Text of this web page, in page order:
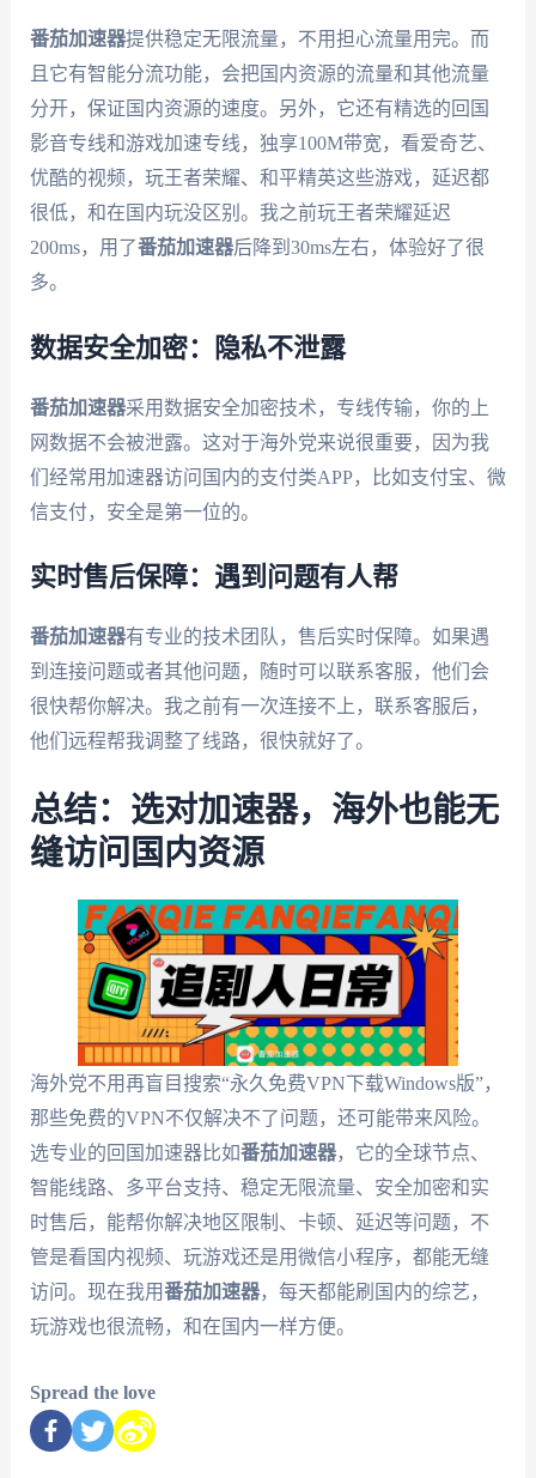
番茄加速器提供稳定无限流量，不用担心流量用完。而
且它有智能分流功能，会把国内资源的流量和其他流量
分开，保证国内资源的速度。另外，它还有精选的回国
影音专线和游戏加速专线，独享100M带宽，看爱奇艺、
优酷的视频，玩王者荣耀、和平精英这些游戏，延迟都
很低，和在国内玩没区别。我之前玩王者荣耀延迟
200ms，用了番茄加速器后降到30ms左右，体验好了很
多。
数据安全加密：隐私不泄露
番茄加速器采用数据安全加密技术，专线传输，你的上
网数据不会被泄露。这对于海外党来说很重要，因为我
们经常用加速器访问国内的支付类APP，比如支付宝、微
信支付，安全是第一位的。
实时售后保障：遇到问题有人帮
番茄加速器有专业的技术团队，售后实时保障。如果遇
到连接问题或者其他问题，随时可以联系客服，他们会
很快帮你解决。我之前有一次连接不上，联系客服后，
他们远程帮我调整了线路，很快就好了。
总结：选对加速器，海外也能无
缝访问国内资源
海外党不用再盲目搜索“永久免费VPN下载Windows版”，
那些免费的VPN不仅解决不了问题，还可能带来风险。
选专业的回国加速器比如番茄加速器，它的全球节点、
智能线路、多平台支持、稳定无限流量、安全加密和实
时售后，能帮你解决地区限制、卡顿、延迟等问题，不
管是看国内视频、玩游戏还是用微信小程序，都能无缝
访问。现在我用番茄加速器，每天都能刷国内的综艺，
玩游戏也很流畅，和在国内一样方便。
Spread the love